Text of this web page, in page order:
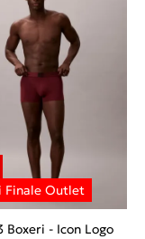
Boxeri - Icon Logo